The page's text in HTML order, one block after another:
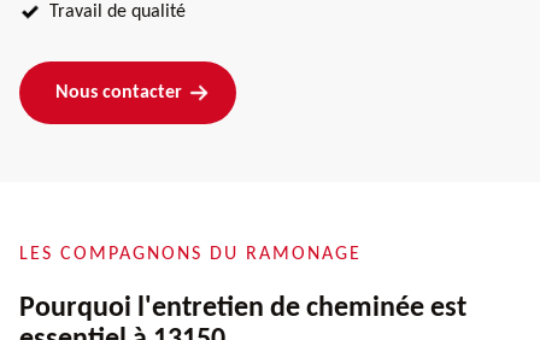
Travail de qualité
Nous contacter
LES COMPAGNONS DU RAMONAGE
Pourquoi l'entretien de cheminée est